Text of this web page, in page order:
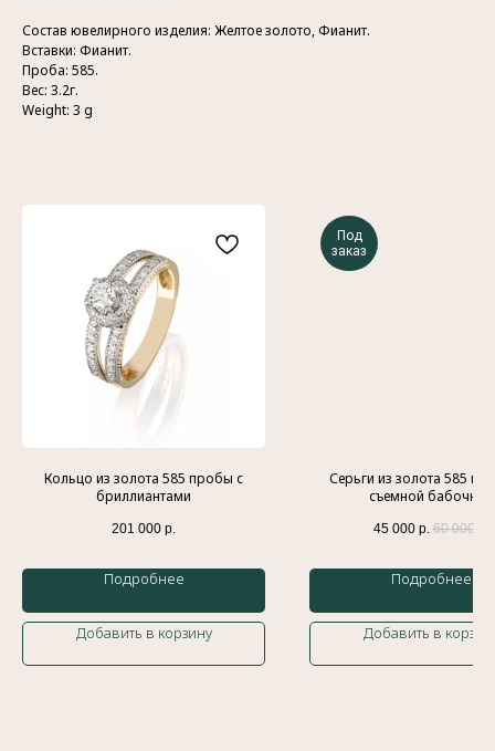
Состав ювелирного изделия: Желтое золото, Фианит.
Вставки: Фианит.
Проба: 585.
Вес: 3.2г.
Weight: 3 g
Кольцо из золота 585 пробы с
бриллиантами
201 000 р.
Подробнее
Добавить в корзину
Под
заказ
Серьги из золота 585
съемной бабочкой
45 000 р. 60 000
Подробнее
Добавить в
Контакты
Колье
Meta Platforms Inc. Запрещено на
территории России
Оферта
Индивидуальный предприниматель
ИНН: 056210217186
Эл. почта:gatgasan@mail.ru